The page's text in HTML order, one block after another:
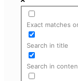
Exact matches
Search in title
Search in